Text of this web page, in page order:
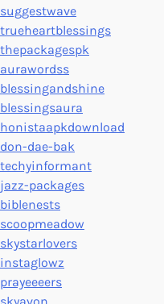
suggestwave
trueheartblessings
thepackagespk
aurawordss
blessingandshine
blessingsaura
honistaapkdownload
don-dae-bak
techyinformant
jazz-packages
biblenests
scoopmeadow
skystarlovers
instaglowz
prayeeeers